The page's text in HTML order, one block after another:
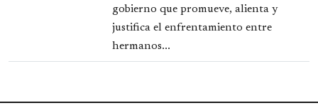
gobierno que promueve, alienta y
justifica el enfrentamiento entre
hermanos...